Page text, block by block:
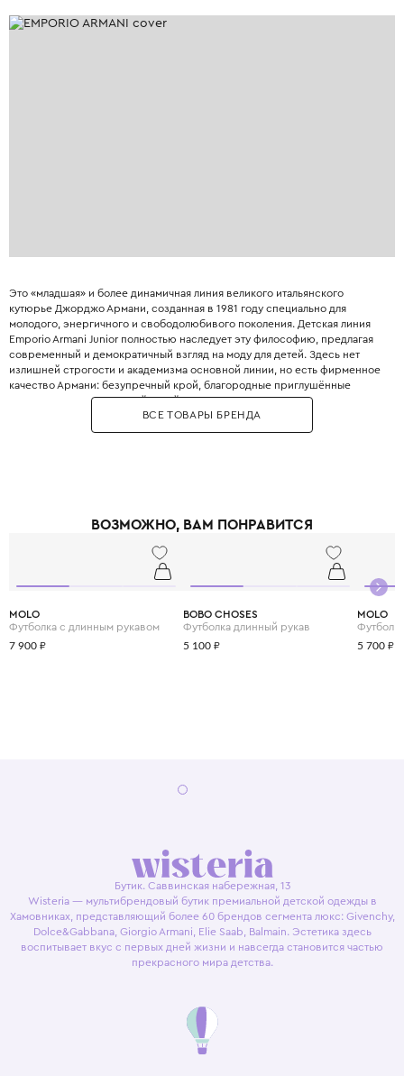
Это «младшая» и более динамичная линия великого итальянского
кутюрье Джорджо Армани, созданная в 1981 году специально для
молодого, энергичного и свободолюбивого поколения. Детская линия
Emporio Armani Junior полностью наследует эту философию, предлагая
современный и демократичный взгляд на моду для детей. Здесь нет
излишней строгости и академизма основной линии, но есть фирменное
качество Армани: безупречный крой, благородные приглушённые
оттенки, минималистичный дизайн и использование только лучших
натуральных тканей. Это идеальная база для стильного детского
гардероба — от повседневных джинсов и футболок до элегантных
ВСЕ ТОВАРЫ БРЕНДА
ВОЗМОЖНО, ВАМ ПОНРАВИТСЯ
MOLO
Футболка с длинным рукавом
7 900 ₽
BOBO CHOSES
Футболка длинный рукав
5 100 ₽
MOLO
5 700 ₽
Бутик. Саввинская набережная, 13
Wisteria — мультибрендовый бутик премиальной детской одежды в
Хамовниках, представляющий более 60 брендов сегмента люкс: Givenchy,
Dolce&Gabbana, Giorgio Armani, Elie Saab, Balmain. Эстетика здесь
воспитывает вкус с первых дней жизни и навсегда становится частью
прекрасного мира детства.